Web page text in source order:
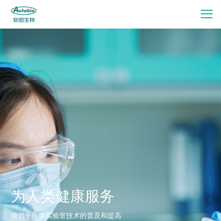
为人类健康服务
致力于医学实验室技术的普及和提高